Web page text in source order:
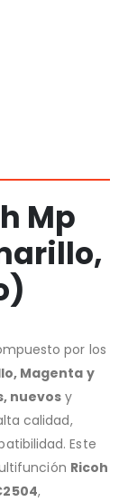
Mp
por los
Magenta y
nuevos y
calidad,
Este
Ricoh
,